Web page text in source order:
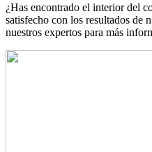
¿Has encontrado el interior del
satisfecho con los resultados de
nuestros expertos para más